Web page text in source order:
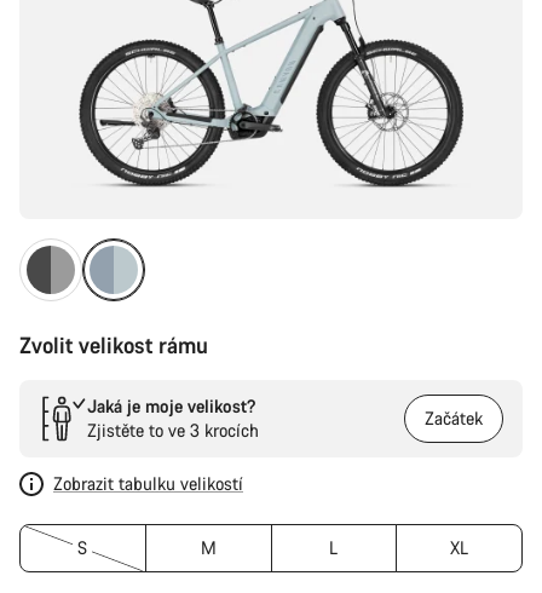
Zvolit velikost rámu
Jaká je moje velikost?
Zjistěte to ve 3 krocích
Začátek
Zobrazit tabulku velikostí
S M L XL